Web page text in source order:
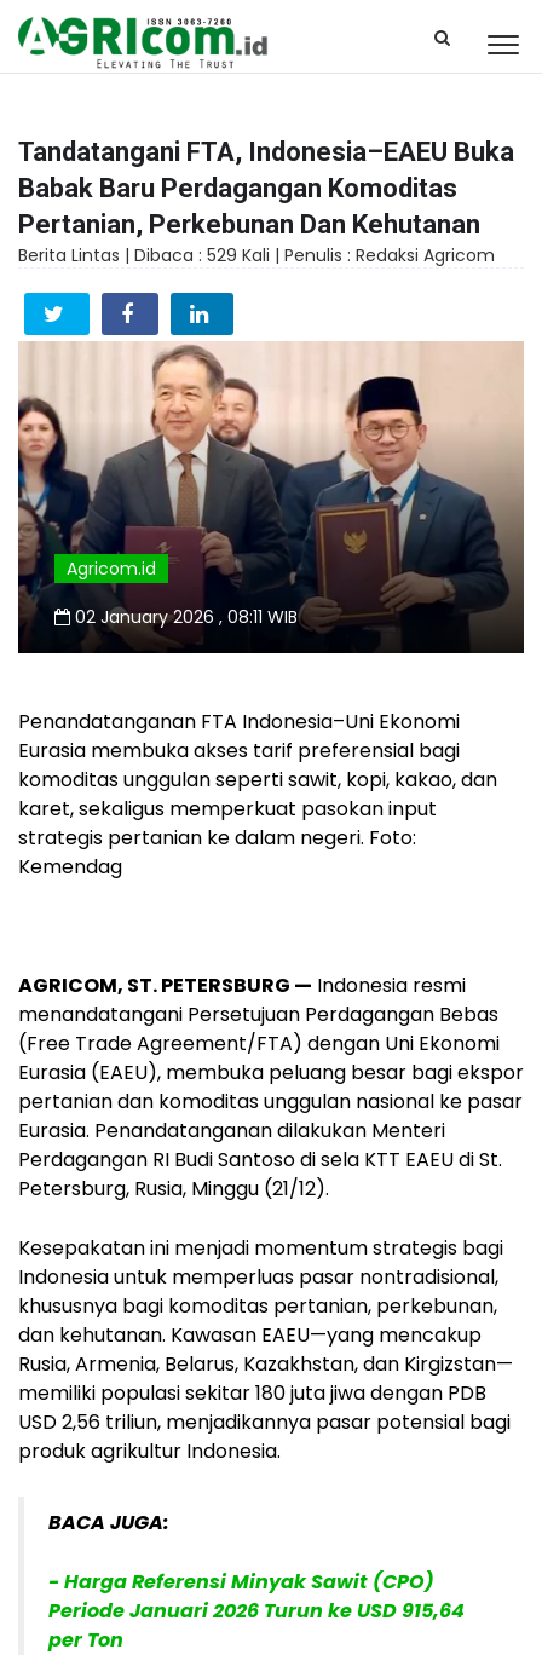
Tandatangani FTA, Indonesia–EAEU Buka
Babak Baru Perdagangan Komoditas
Pertanian, Perkebunan Dan Kehutanan
Berita Lintas | Dibaca : 529 Kali | Penulis : Redaksi Agricom
Agricom.id
02 January 2026 , 08:11 WIB
Penandatanganan FTA Indonesia–Uni Ekonomi
Eurasia membuka akses tarif preferensial bagi
komoditas unggulan seperti sawit, kopi, kakao, dan
karet, sekaligus memperkuat pasokan input
strategis pertanian ke dalam negeri. Foto:
Kemendag
AGRICOM, ST. PETERSBURG — Indonesia resmi
menandatangani Persetujuan Perdagangan Bebas
(Free Trade Agreement/FTA) dengan Uni Ekonomi
Eurasia (EAEU), membuka peluang besar bagi ekspor
pertanian dan komoditas unggulan nasional ke pasar
Eurasia. Penandatanganan dilakukan Menteri
Perdagangan RI Budi Santoso di sela KTT EAEU di St.
Petersburg, Rusia, Minggu (21/12).
Kesepakatan ini menjadi momentum strategis bagi
Indonesia untuk memperluas pasar nontradisional,
khususnya bagi komoditas pertanian, perkebunan,
dan kehutanan. Kawasan EAEU—yang mencakup
Rusia, Armenia, Belarus, Kazakhstan, dan Kirgizstan—
memiliki populasi sekitar 180 juta jiwa dengan PDB
USD 2,56 triliun, menjadikannya pasar potensial bagi
produk agrikultur Indonesia.
BACA JUGA:
- Harga Referensi Minyak Sawit (CPO)
Periode Januari 2026 Turun ke USD 915,64
per Ton